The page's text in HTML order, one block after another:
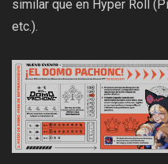
similar que en Hyper Roll
etc.).